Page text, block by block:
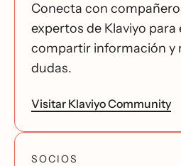
Conecta con
expertos de Klaviyo
compartir información y
dudas.
Visitar Klaviyo Community
SOCIOS